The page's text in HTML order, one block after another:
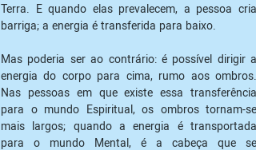
Terra. E quando elas prevalecem, a pessoa cria
barriga; a energia é transferida para baixo.
Mas poderia ser ao contrário: é possível dirigir a
energia do corpo para cima, rumo aos ombros.
Nas pessoas em que existe essa transferência
para o mundo Espiritual, os ombros tornam-se
mais largos; quando a energia é transportada
para o mundo Mental, é a cabeça que se